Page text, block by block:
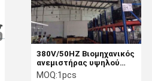
380V/50HZ Βιομηχανικός
ανεμιστήρας υψηλού
όγκου
MOQ:1pcs